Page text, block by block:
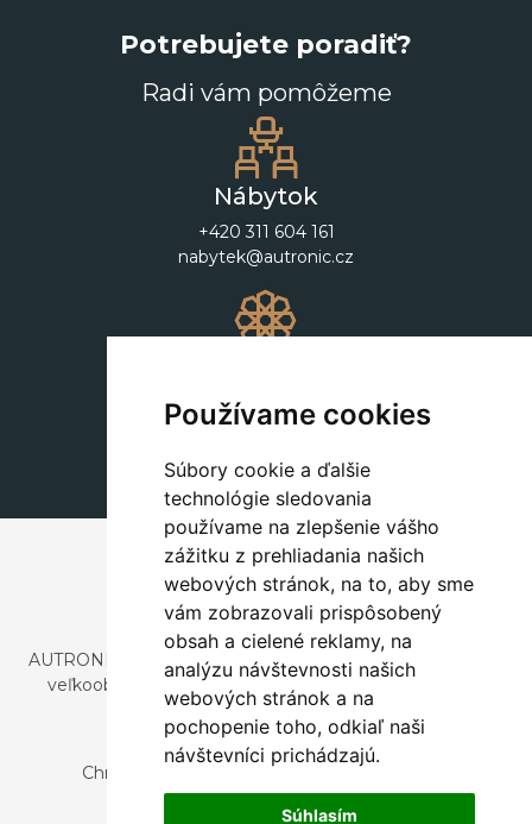
Používame cookies
Súbory cookie a ďalšie
technológie sledovania
používame na zlepšenie vášho
zážitku z prehliadania našich
webových stránok, na to, aby sme
vám zobrazovali prispôsobený
obsah a cielené reklamy, na
analýzu návštevnosti našich
webových stránok a na
pochopenie toho, odkiaľ naši
návštevníci prichádzajú.
Súhlasím
Potrebujete poradiť?
Radi vám pomôžeme
Nábytok
+420 311 604 161
nabytek@autronic.cz
+420 311 604 182
dekorace@autronic.cz
AUTRONIC, s.r.o. je spoločnosť zaoberajúca sa dovozom a
veľkoobchodným predajom dizajnového aj štýlového
nábytku a dekorácií.
Česká republika
Chrustenice 270, 267 12 Loděnice u Berouna
Slovensko